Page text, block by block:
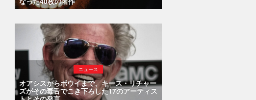
ニュース
オアシスからボウイまで、キース・リチャー
ズがその毒舌でこき下ろした17のアーティス